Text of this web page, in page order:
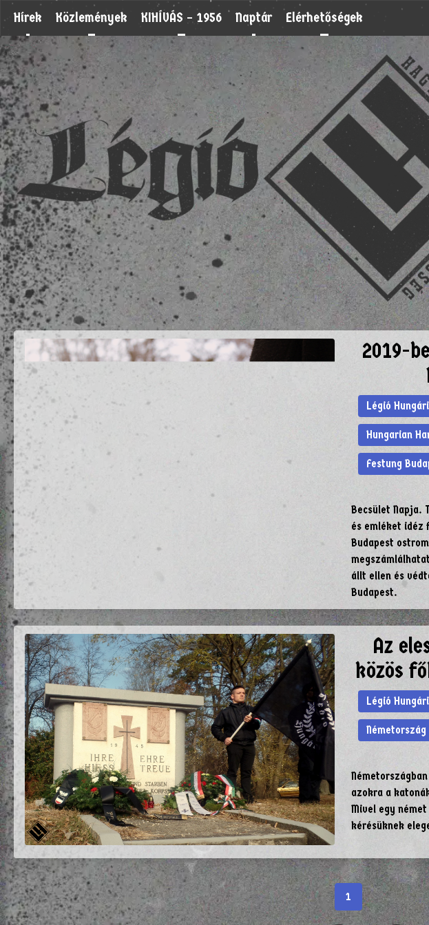
Hírek Közlemények KIHÍVÁS – 1956 Naptár Elérhetőségek
2019-
Légió
Hungarian
Festung
Becsület Napja.
és emléket idéz
Budapest
állt ellen és
Budapest.
Az
közös
Légió
Németország
azokra a
Mivel egy
kérésüknek
1